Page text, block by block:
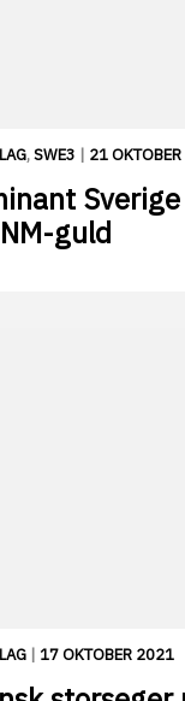
,SWE3 | 21
guld
| 17 OKTOBER 2021